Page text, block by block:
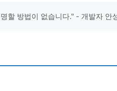
할 방법이 없습니다." - 개발자 안